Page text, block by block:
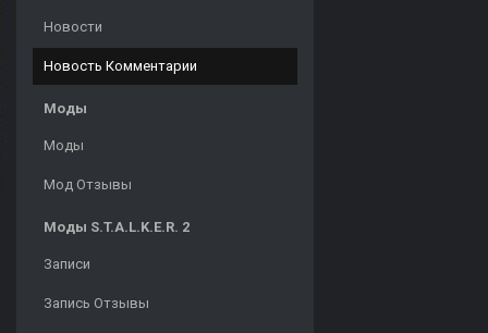
Новости
Новость Комментарии
Моды
Моды
Мод Отзывы
Моды S.T.A.L.K.E.R. 2
Записи
Запись Отзывы